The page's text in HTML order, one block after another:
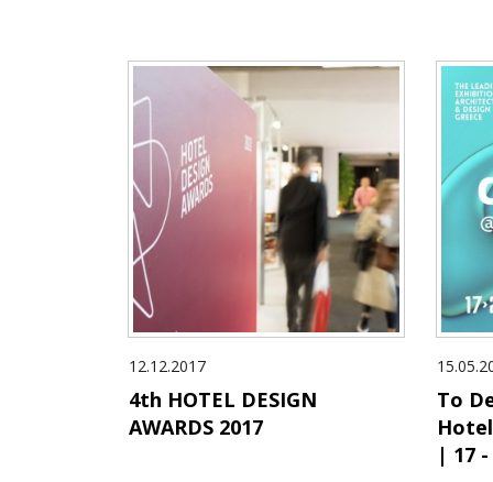
12.12.2017
4th HOTEL DESIGN
AWARDS 2017
Το
| 17